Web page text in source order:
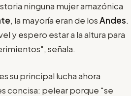
ninguna mujer amazónica
, la mayoría eran de losAndes.
y espero estar a la altura para
señala.
su principal lucha ahora
concisa: pelear porque "se